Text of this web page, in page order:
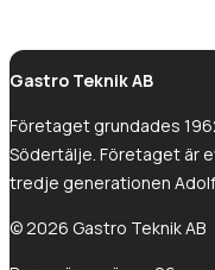
Gastro Teknik AB
Företaget grundades
Södertälje. Företaget är
tredje generationen
© 2026 Gastro Teknik AB